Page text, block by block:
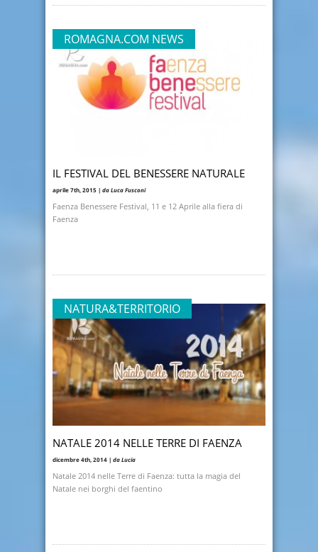
ROMAGNA.COM NEWS
IL FESTIVAL DEL BENESSERE NATURALE
aprile 7th, 2015 | da Luca Fusconi
Faenza Benessere Festival, 11 e 12 Aprile alla fiera di
Faenza
NATURA&TERRITORIO
NATALE 2014 NELLE TERRE DI FAENZA
dicembre 4th, 2014 | da Lucia
Natale 2014 nelle Terre di Faenza: tutta la magia del
Natale nei borghi del faentino